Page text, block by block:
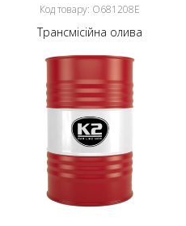
Код товару: O681208E
Трансмісійна олива